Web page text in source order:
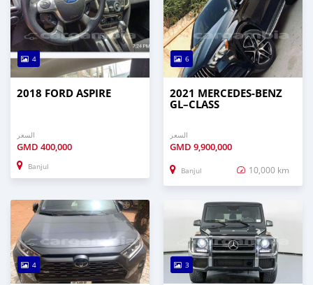
4
2018 FORD ASPIRE
السعر
GMD 400,000
Banjul
6
2021 MERCEDES‒BENZ
GL–CLASS
السعر
GMD 9,900,000
Banjul 10,000 km
4 3